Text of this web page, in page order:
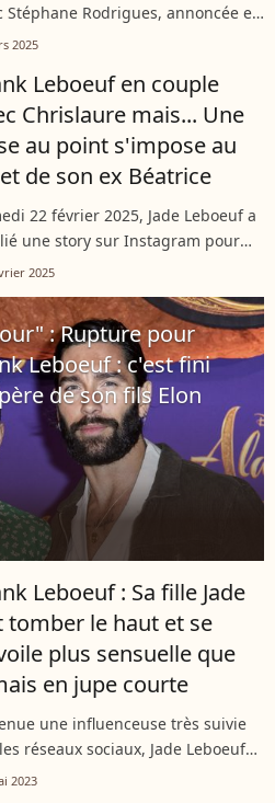
Stéphane Rodrigues, annoncée en
d’année, Jade Leboeuf a retrouvé
son fils, Elon, 4 ans....
2025
Leboeuf en couple
Chrislaure mais... Une
au point s'impose au
de son ex Béatrice
22 février 2025, Jade Leboeuf a
une story sur Instagram pour
un point important concernant
que son père, Frank Leboeuf,...
2025
: Rupture pour
Leboeuf : c'est fini
de son fils Elon
Leboeuf : Sa fille Jade
tomber le haut et se
plus sensuelle que
en jupe courte
une influenceuse très suivie
réseaux sociaux, Jade Leboeuf
pas à se montrer dans des
2023